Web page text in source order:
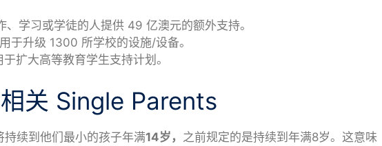
、学习或学徒的人提供 49 亿澳元的额外支持。
于升级 1300 所学校的设施/设备。
扩大高等教育学生支持计划。
关 Single Parents
续到他们最小的孩子年满14岁， 之前规定的是持续到年满8岁。这意味